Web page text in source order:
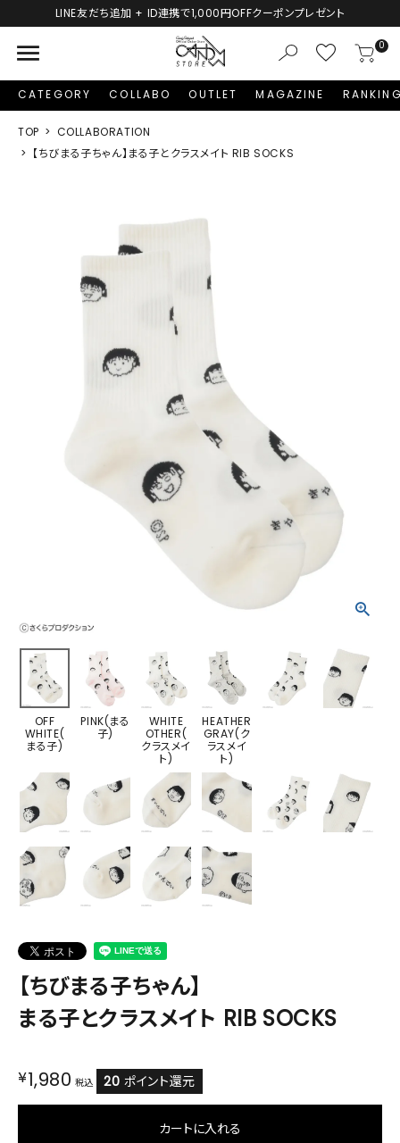
LINE友だち追加 + ID連携で1,000円OFFクーポンプレゼント
menu 0
CATEGORY COLLABO OUTLET MAGAZINE
TOP
COLLABORATION
【ちびまる子ちゃん】まる子とクラスメイト RIB SOCKS
OFF
WHITE(
まる子)
PINK(まる
子)
WHITE
OTHER(
クラスメイ
ト)
HEATHER
GRAY(ク
ラスメイ
ト)
【ちびまる子ちゃん】
まる子とクラスメイト RIB SOCKS
¥1,980 税込 20 ポイント還元
カートに入れる